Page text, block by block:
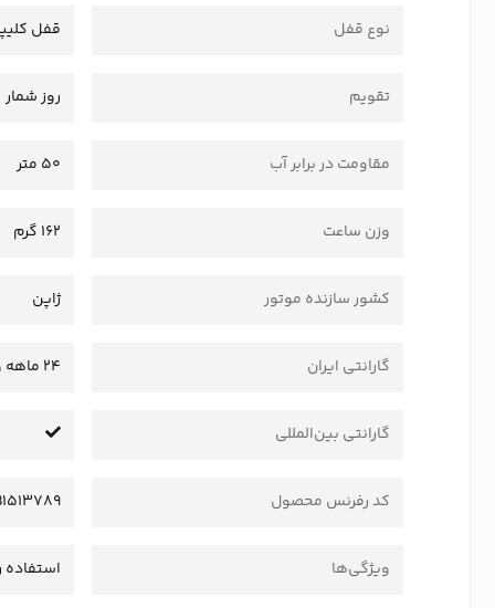
نوع قفل قفل
تقویم روز شمار
مقاومت در برابر آب 50 متر
وزن ساعت 162 گرم
کشور سازنده موتور ژاپن
گارانتی ایران 24 ماهه وستا سرویس
گارانتی بین‌المللی
کد رفرنس محصول
ویژگی‌ها استفاده